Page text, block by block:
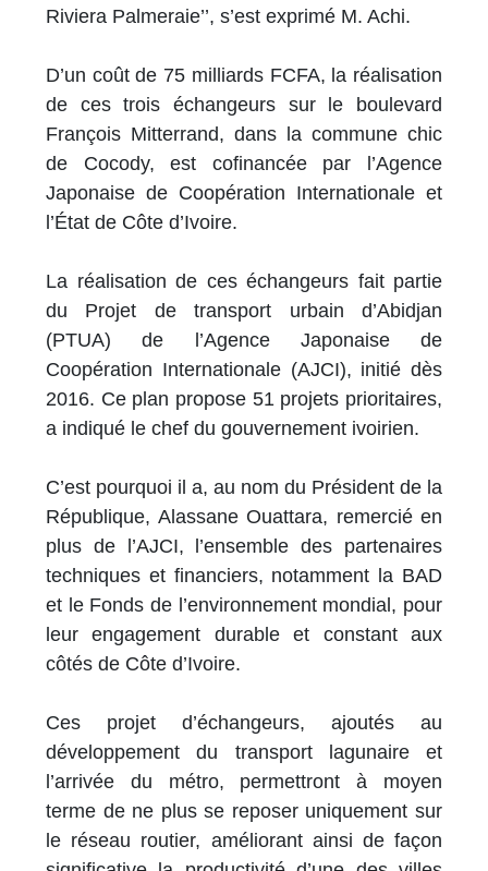
Riviera Palmeraie’’, s’est exprimé M. Achi.
D’un coût de 75 milliards FCFA, la réalisation
de ces trois échangeurs sur le boulevard
François Mitterrand, dans la commune chic
de Cocody, est cofinancée par l’Agence
Japonaise de Coopération Internationale et
l’État de Côte d’Ivoire.
La réalisation de ces échangeurs fait partie
du Projet de transport urbain d’Abidjan
(PTUA) de l’Agence Japonaise de
Coopération Internationale (AJCI), initié dès
2016. Ce plan propose 51 projets prioritaires,
a indiqué le chef du gouvernement ivoirien.
C’est pourquoi il a, au nom du Président de la
République, Alassane Ouattara, remercié en
plus de l’AJCI, l’ensemble des partenaires
techniques et financiers, notamment la BAD
et le Fonds de l’environnement mondial, pour
leur engagement durable et constant aux
côtés de Côte d’Ivoire.
Ces projet d’échangeurs, ajoutés au
développement du transport lagunaire et
l’arrivée du métro, permettront à moyen
terme de ne plus se reposer uniquement sur
le réseau routier, améliorant ainsi de façon